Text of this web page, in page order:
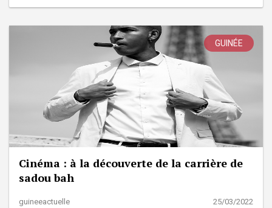
GUINÉE
Cinéma : à la découverte de la carrière de
sadou bah
guineeactuelle 25/03/2022